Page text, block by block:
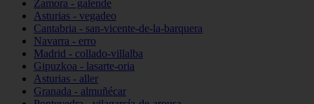
Zamora - galende
Asturias - vegadeo
Cantabria - san-vicente-de-la-barquera
Navarra - erro
Madrid - collado-villalba
Gipuzkoa - lasarte-oria
Asturias - aller
Granada - almuñécar